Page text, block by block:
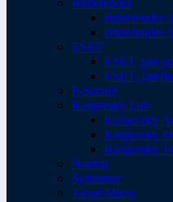
Bitdefender
Bitdefender
ESET
ESET для
ESET для
F-Secure
Kaspersky Lab
Kaspersky
Kaspersky
Kaspersky
Norton
Symantec
Trend Micro